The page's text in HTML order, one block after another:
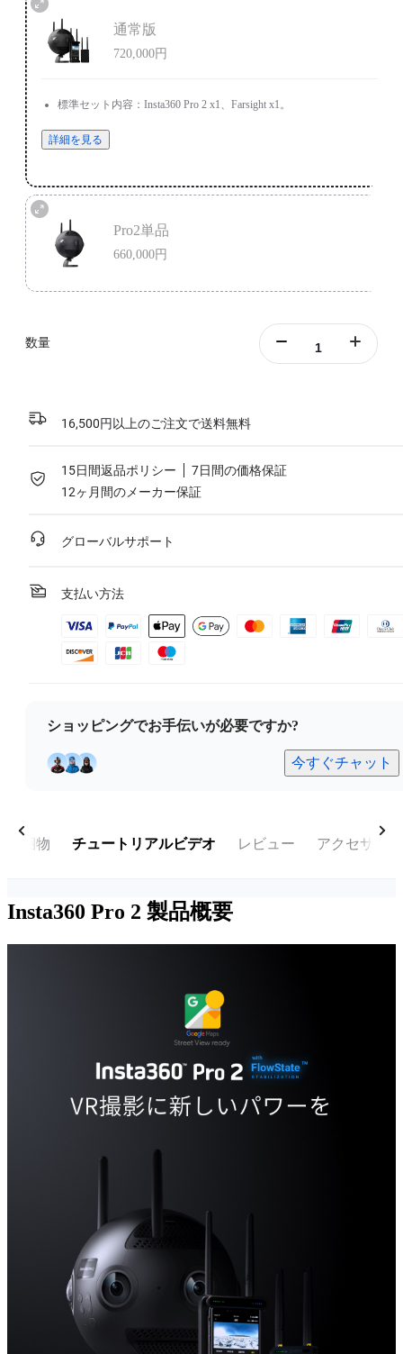
通常版
720,000円
標準セット内容：Insta360 Pro 2 x1、Farsight x1。
詳細を見る
Pro2単品
660,000円
詳細を見る
数量
16,500円以上のご注文で送料無料
15日間返品ポリシー
7日間の価格保証
12ヶ月間のメーカー保証
グローバルサポート
支払い方法
ショッピングでお手伝いが必要ですか?
今すぐチャット
同梱物 チュートリアルビデオ レビュー アクセサリー
Insta360 Pro 2 製品概要